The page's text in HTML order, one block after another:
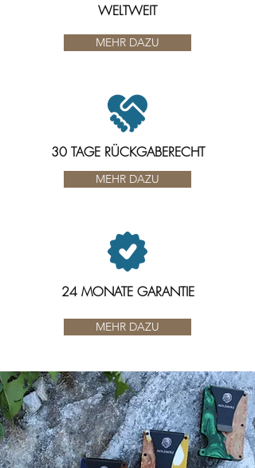
WELTWEIT
MEHR DAZU
30 TAGE RÜCKGABERECHT
MEHR DAZU
24 MONATE GARANTIE
MEHR DAZU